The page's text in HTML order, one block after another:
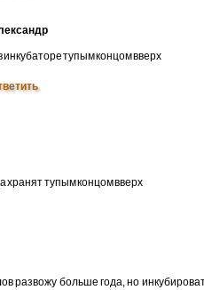
инкубаторе тупым концом вверх
хранят тупым концом вверх
развожу больше года, но